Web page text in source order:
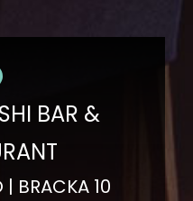
BAR &
BRACKA 10